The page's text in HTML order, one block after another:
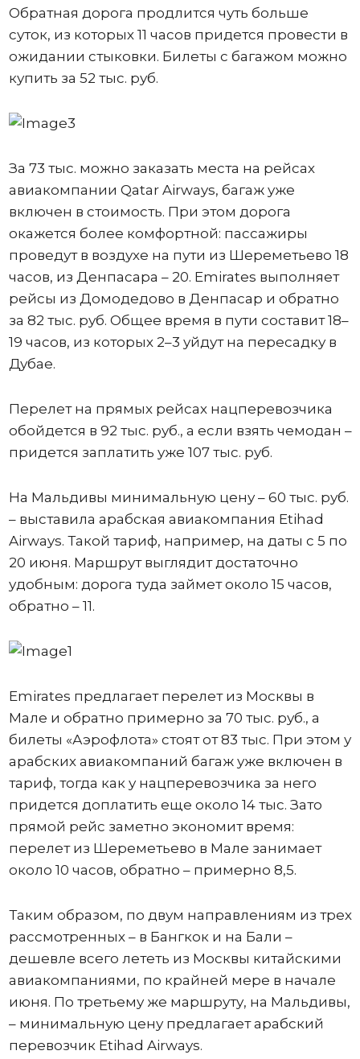
Обратная дорога продлится чуть больше
суток, из которых 11 часов придется провести в
ожидании стыковки. Билеты с багажом можно
купить за 52 тыс. руб.
За 73 тыс. можно заказать места на рейсах
авиакомпании Qatar Airways, багаж уже
включен в стоимость. При этом дорога
окажется более комфортной: пассажиры
проведут в воздухе на пути из Шереметьево 18
часов, из Денпасара – 20. Emirates выполняет
рейсы из Домодедово в Денпасар и обратно
за 82 тыс. руб. Общее время в пути составит 18–
19 часов, из которых 2–3 уйдут на пересадку в
Дубае.
Перелет на прямых рейсах нацперевозчика
обойдется в 92 тыс. руб., а если взять чемодан –
придется заплатить уже 107 тыс. руб.
На Мальдивы минимальную цену – 60 тыс. руб.
– выставила арабская авиакомпания Etihad
Airways. Такой тариф, например, на даты с 5 по
20 июня. Маршрут выглядит достаточно
удобным: дорога туда займет около 15 часов,
обратно – 11.
Emirates предлагает перелет из Москвы в
Мале и обратно примерно за 70 тыс. руб., а
билеты «Аэрофлота» стоят от 83 тыс. При этом у
арабских авиакомпаний багаж уже включен в
тариф, тогда как у нацперевозчика за него
придется доплатить еще около 14 тыс. Зато
прямой рейс заметно экономит время:
перелет из Шереметьево в Мале занимает
около 10 часов, обратно – примерно 8,5.
Таким образом, по двум направлениям из трех
рассмотренных – в Бангкок и на Бали –
дешевле всего лететь из Москвы китайскими
авиакомпаниями, по крайней мере в начале
июня. По третьему же маршруту, на Мальдивы,
– минимальную цену предлагает арабский
перевозчик Etihad Airways.